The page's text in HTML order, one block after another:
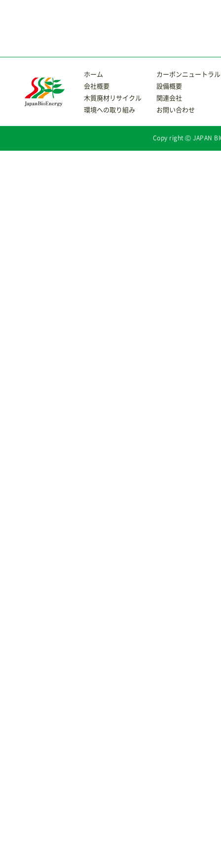
ホーム
会社概要
木質廃材リサイクル
環境への取り組み
カーボンニュートラル
設備概要
関連会社
お問い合わせ
Copy right Ⓒ JAPAN